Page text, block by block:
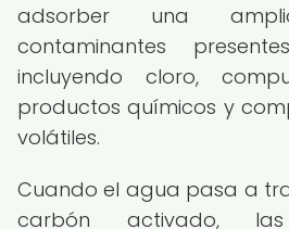
adsorber una
contaminantes
incluyendo cloro,
productos químicos y
volátiles.
Cuando el agua pasa a
carbón activado,